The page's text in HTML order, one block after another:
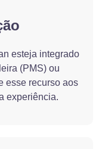
esteja integrado
(PMS) ou
esse recurso aos
experiência.